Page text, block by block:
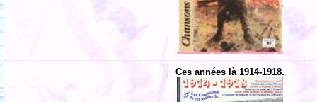
Ces années là 1914-1918.